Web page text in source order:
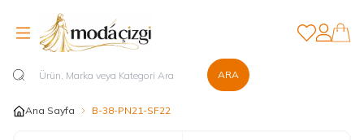
ARA
Hesabım
Favorilerim
Ana Sayfa B-38-PN21-SF22